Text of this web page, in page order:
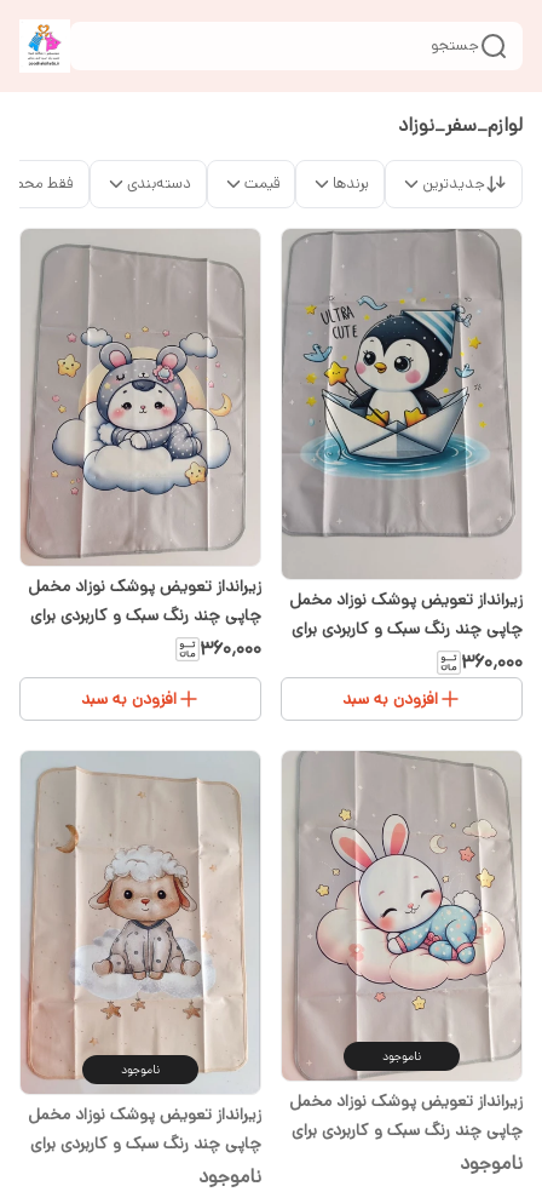
جستجو
لوازم_سفر_نوزاد
جدیدترین برندها قیمت دسته‌بندی فقط
زیرانداز تعویض پوشک نوزاد مخمل
چاپی چند رنگ سبک و کاربردی برای
سیسمونی شیدا
۳۶۰٬۰۰۰
افزودن به سبد
زیرانداز تعویض پوشک نوزاد مخمل
چاپی چند رنگ سبک و کاربردی برای
سیسمونی شیدا
۳۶۰٬۰۰۰
افزودن به سبد
ناموجود
زیرانداز تعویض پوشک نوزاد مخمل
چاپی چند رنگ سبک و کاربردی برای
سیسمونی شیدا
ناموجود
ناموجود
زیرانداز تعویض پوشک نوزاد مخمل
چاپی چند رنگ سبک و کاربردی برای
سیسمونی شیدا
ناموجود